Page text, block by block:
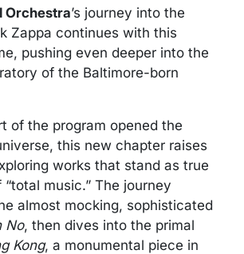
Orchestra’s journey into the
Zappa continues with this
pushing even deeper into the
of the Baltimore-born
of the program opened the
this new chapter raises
works that stand as true
music.” The journey
almost mocking, sophisticated
No, then dives into the primal
Kong, a monumental piece in